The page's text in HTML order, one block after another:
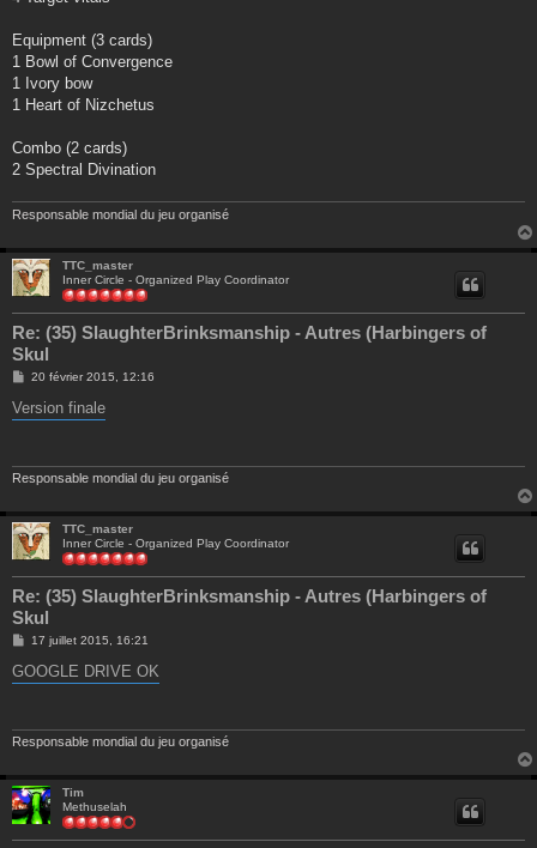
Equipment (3 cards)
1 Bowl of Convergence
1 Ivory bow
1 Heart of Nizchetus
Combo (2 cards)
2 Spectral Divination
Responsable mondial du jeu organisé
TTC_master
Inner Circle - Organized Play Coordinator
Re: (35) SlaughterBrinksmanship - Autres (Harbingers of
Skul
M
s
s
20 février 2015, 12:16
Version finale
Responsable mondial du jeu organisé
TTC_master
Inner Circle - Organized Play Coordinator
Re: (35) SlaughterBrinksmanship - Autres (Harbingers of
Skul
M
s
s
17 juillet 2015, 16:21
GOOGLE DRIVE OK
Responsable mondial du jeu organisé
Tim
Methuselah